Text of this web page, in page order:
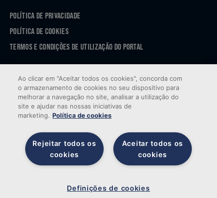
POLÍTICA DE PRIVACIDADE
POLÍTICA DE COOKIES
TERMOS E CONDIÇÕES DE UTILIZAÇÃO DO PORTAL
APP STORE
GOOGLE PLAY
© 2026 Sogenave — Todos os direitos reservados. Desenvolvido porBrandability
Ao clicar em "Aceitar todos os cookies", concorda com
o armazenamento de cookies no seu dispositivo para
melhorar a navegação no site, analisar a utilização do
site e ajudar nas nossas iniciativas de
marketing. Política de cookies
Aceitar todos os
cookies
Rejeitar todos os
cookies
Definições de cookies